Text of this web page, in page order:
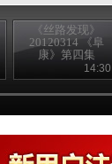
《丝路发现》
20120314 《阜
康》第四集
14:30